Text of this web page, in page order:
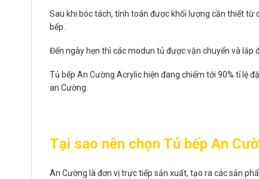
Sau khi bóc tách, tính toán được khối lượng cần thiết từ
bếp.
Đến ngày hẹn thì các modun tủ được vận chuyển và lắp
Tủ bếp An Cường Acrylic hiện đang chiếm tới 90% tỉ lệ
an Cường.
Tại sao nên chọn Tủ bếp An
An Cường là đơn vị trực tiếp sản xuất, tạo ra các sản